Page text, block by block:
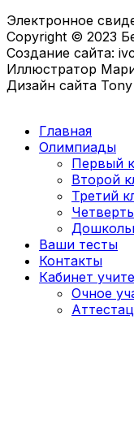
Электронное
Copyright © 2023
Создание сайта:
Иллюстратор
Дизайн сайта
Главная
Олимпиады
Первый
Второй
Третий
Ваши тесты
Контакты
Кабинет
Очное